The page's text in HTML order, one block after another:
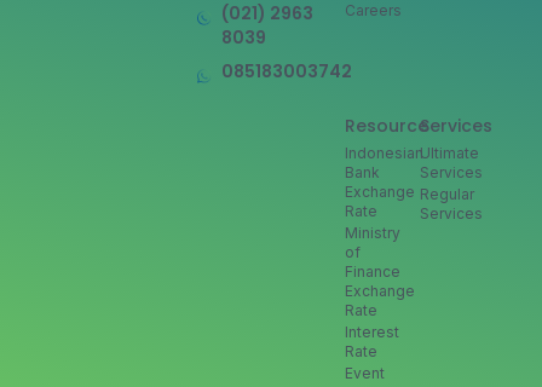
(021) 2963
8039
085183003742
Careers
Services
Ultimate
Services
Regular
Services
Resource
Indonesian
Bank
Exchange
Rate
Ministry
of
Finance
Exchange
Rate
Interest
Rate
Event